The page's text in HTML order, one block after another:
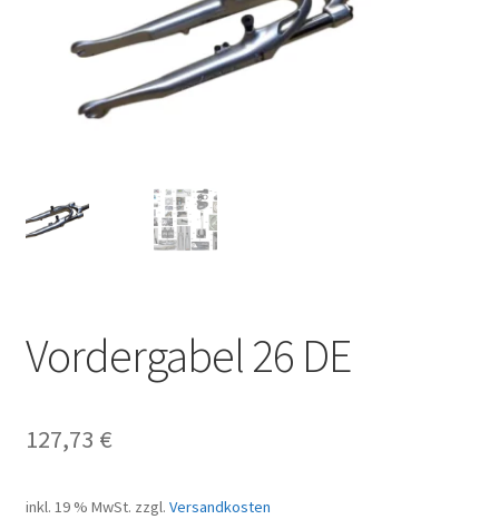
Vordergabel 26 DE
127,73 €
inkl. 19 % MwSt. zzgl. Versandkosten